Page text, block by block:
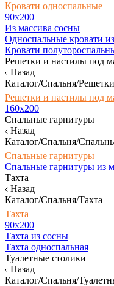
Кровати односпальные
90х200
Из массива сосны
Односпальные кровати
Кровати
Решетки и настилы под
Назад
Каталог/Спальня/
Решетки и настилы под
160х200
Спальные гарнитуры
Назад
Каталог/Спальня/
Спальные гарнитуры
Спальные гарнитуры из
Тахта
Назад
Каталог/Спальня/Тахта
Тахта
90х200
Тахта из сосны
Тахта односпальная
Туалетные столики
Назад
Каталог/Спальня/